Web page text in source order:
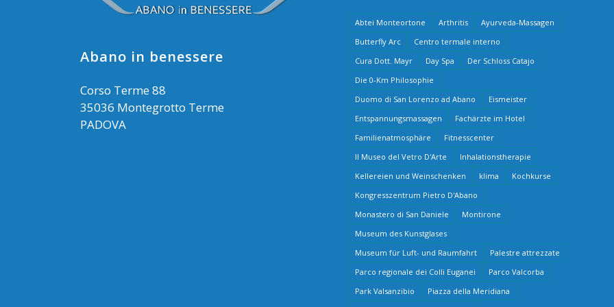
Abano in benessere
Corso Terme 88
35036 Montegrotto Terme
PADOVA
Abtei Monteortone Arthritis
Ayurveda-Massagen
Butterfly Arc
Centro termale interno
Cura Dott. Mayr
Day Spa
Der Schloss Catajo
Die 0-Km Philosophie
Duomo di San Lorenzo ad Abano
Eismeister
Entspannungsmassagen
Fachärzte im Hotel
Familienatmosphäre
Fitnesscenter
Il Museo del Vetro D'Arte
Inhalationstherapie
Kellereien und Weinschenken
klima
Kochkurse
Kongresszentrum Pietro D'Abano
Monastero di San Daniele
Montirone
Museum des Kunstglases
Museum für Luft- und Raumfahrt
Palestre attrezzate
Parco regionale dei Colli Euganei
Parco Valcorba
Park Valsanzibio
Piazza della Meridiana